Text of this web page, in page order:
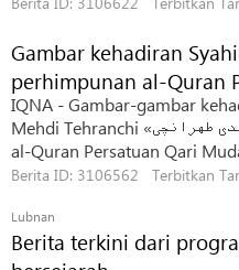
Gambar kehadiran
perhimpunan al-Quran
IQNA - Gambar-gambar
Mehdi Tehranchi «شهید محمدمهدی طهرانچی» di perhimpunan
al-Quran Persatuan Qari
Berita ID: 3106562 Terbitkan
Lubnan
Berita terkini dari